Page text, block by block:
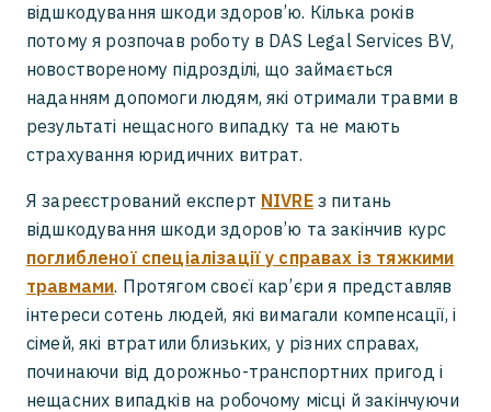
відшкодування шкоди здоров’ю. Кілька років
потому я розпочав роботу в DAS Legal Services BV,
новоствореному підрозділі, що займається
наданням допомоги людям, які отримали травми в
результаті нещасного випадку та не мають
страхування юридичних витрат.
Я зареєстрований експерт NIVREз питань
відшкодування шкоди здоров’ю та закінчив курс
поглибленої спеціалізації у справах із тяжкими
травмами. Протягом своєї кар’єри я представляв
інтереси сотень людей, які вимагали компенсації, і
сімей, які втратили близьких, у різних справах,
починаючи від дорожньо-транспортних пригод і
нещасних випадків на робочому місці й закінчуючи